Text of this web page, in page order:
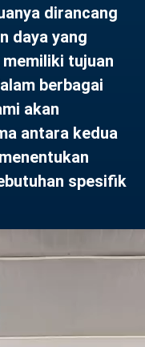
dirancang
daya yang
tujuan
berbagai
akan
antara kedua
spesifik